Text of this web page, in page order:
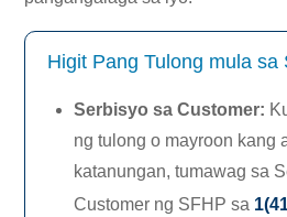
Higit Pang Tulong mula sa
Serbisyo sa Customer:
ng tulong o mayroon kang
katanungan, tumawag sa
Customer ng SFHP sa